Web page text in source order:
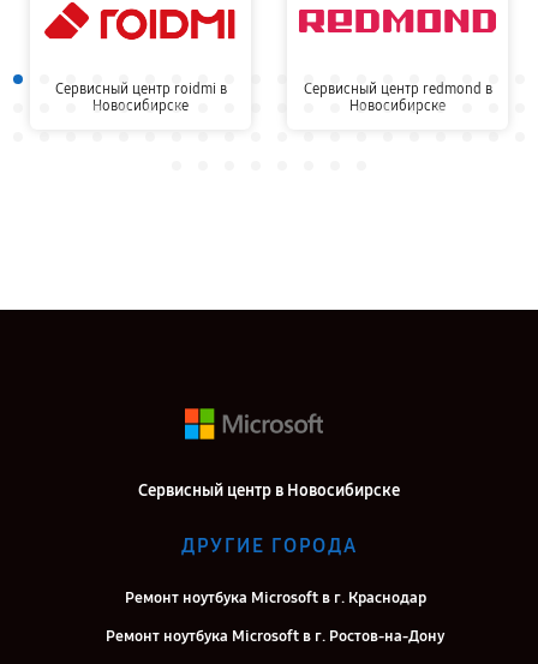
Сервисный центр roidmi в
Новосибирске
Сервисный центр redmond в
Новосибирске
Сервисный центр в Новосибирске
ДРУГИЕ ГОРОДА
Ремонт ноутбука Microsoft в г. Краснодар
Ремонт ноутбука Microsoft в г. Ростов-на-Дону